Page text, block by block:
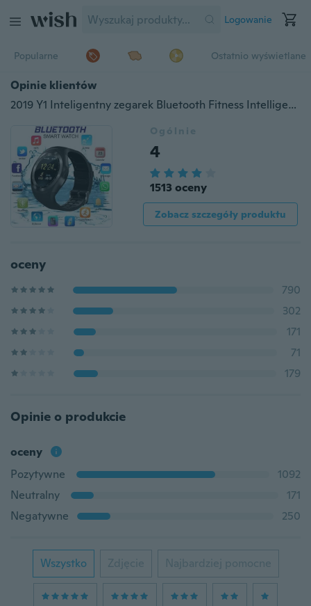
Logowanie
Popularne Ostatnio wyświetlane
Opinie klientów
2019 Y1 Inteligentny zegarek Bluetooth Fitness Intelligente Uhr Tracker Pilot Wodoodporny zegarek na rękę Obsługa karty SIM TF dla Andriod
Ogólnie
4
1513 oceny
Zobacz szczegóły produktu
oceny
790
302
171
71
179
Opinie o produkcie
oceny
Pozytywne
1092
Neutralny
171
Negatywne
250
Wszystko Zdjęcie Najbardziej pomocne